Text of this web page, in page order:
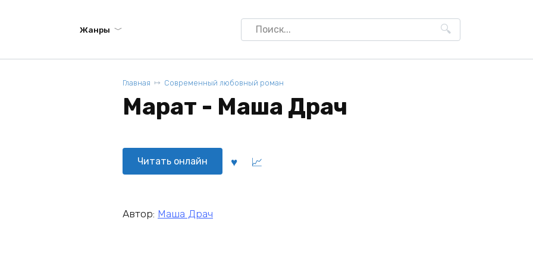
Жанры
Search
for:
Главная Современный любовный роман
Марат - Маша Драч
Читать онлайн
Автор: Маша Драч